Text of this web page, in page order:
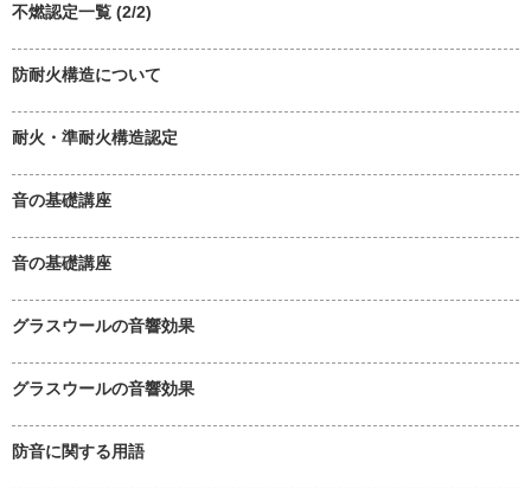
不燃認定一覧 (2/2)
防耐火構造について
耐火・準耐火構造認定
音の基礎講座
音の基礎講座
グラスウールの音響効果
グラスウールの音響効果
防音に関する用語